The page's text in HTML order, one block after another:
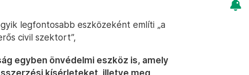
legfontosabb eszközeként említi „a
civil szektort”,
egyben önvédelmi eszköz is, amely
kísérleteket, illetve meg